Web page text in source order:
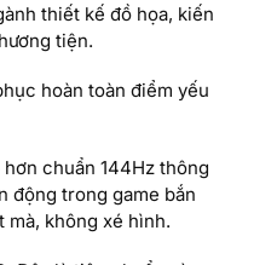
thiết kế đồ họa, kiến
tiện.
hoàn toàn điểm yếu
hơn chuẩn 144Hz thông
động trong game bắn
mà, không xé hình.